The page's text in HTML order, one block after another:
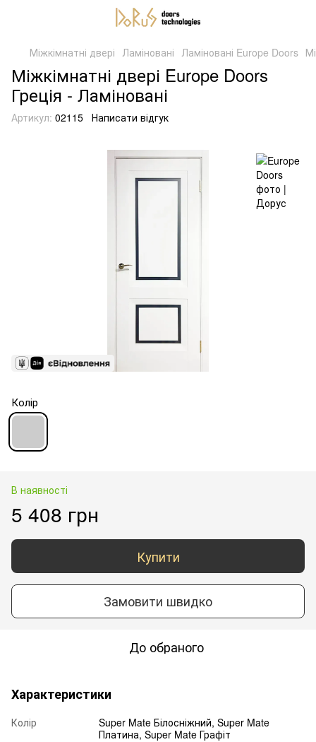
Міжкімнатні двері Ламіновані Ламіновані Europe Doors
Міжкімнатні двері Europe Doors
Греція - Ламіновані
Артикул: 02115 Написати відгук
Колір
В наявності
5 408 грн
Купити
Замовити швидко
До обраного
Характеристики
Колір
Super Mate Білосніжний, Super Mate
Платина, Super Mate Графіт